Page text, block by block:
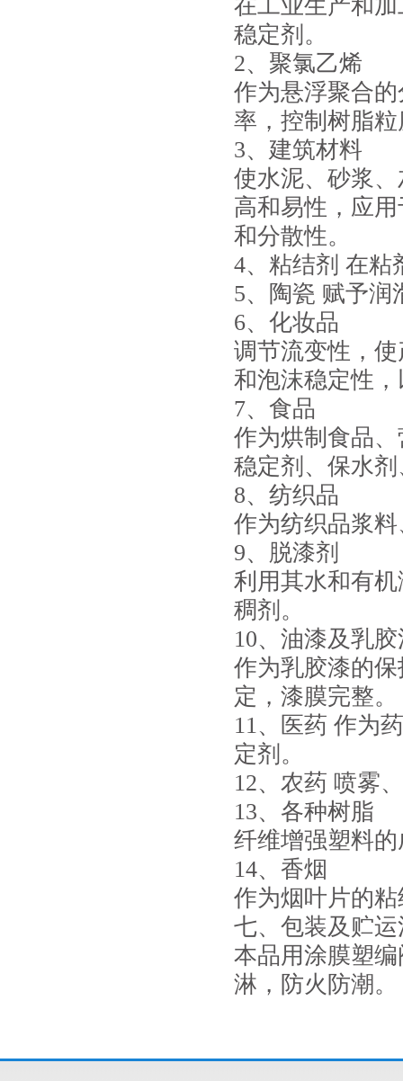
在工业生产和
稳定剂。
2、聚氯乙烯
作为悬浮聚合
率，控制树脂
3、建筑材料
使水泥、砂浆
高和易性，应
和分散性。
4、粘结剂 在粘
5、陶瓷 赋予润
6、化妆品
调节流变性，
和泡沫稳定性
7、食品
作为烘制食品
稳定剂、保水
8、纺织品
作为纺织品浆
9、脱漆剂
利用其水和有
稠剂。
10、油漆及乳
作为乳胶漆的
定，漆膜完整。
11、医药 作为
定剂。
12、农药 喷雾
13、各种树脂
纤维增强塑料
14、香烟
作为烟叶片的
七、包装及贮
本品用涂膜塑
淋，防火防潮。